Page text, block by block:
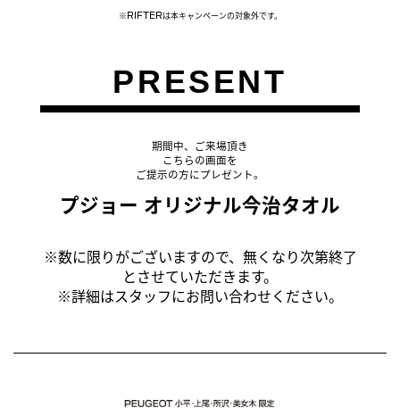
※RIFTERは本キャンペーンの対象外です。
PRESENT
期間中、ご来場頂き
こちらの画面を
ご提示の方にプレゼント。
プジョー オリジナル今治タオル
※数に限りがございますので、無くなり次第終了
とさせていただきます。
※詳細はスタッフにお問い合わせください。